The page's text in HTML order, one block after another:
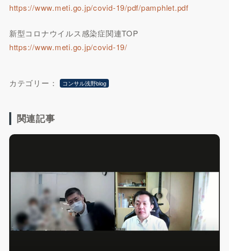
https://www.meti.go.jp/covid-19/pdf/pamphlet.pdf
新型コロナウイルス感染症関連TOP
https://www.meti.go.jp/covid-19/
カテゴリー： コンサル浅野blog
関連記事